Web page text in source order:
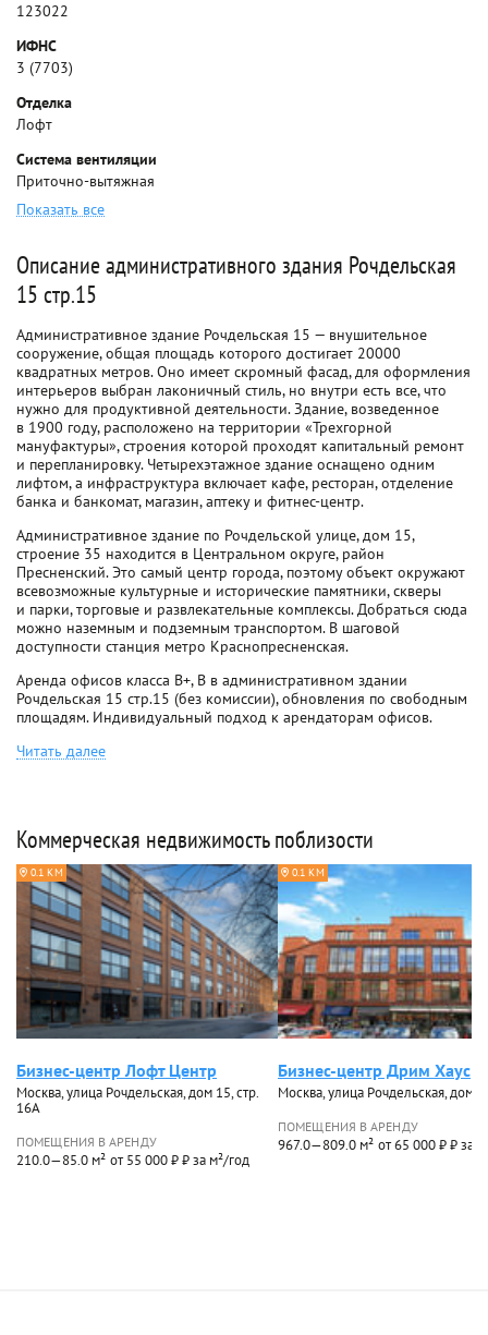
123022
ИФНС
3 (7703)
Отделка
Лофт
Система вентиляции
Приточно-вытяжная
Показать все
Описание административного здания Рочдельская
15 стр.15
Административное здание Рочдельская 15 — внушительное
сооружение, общая площадь которого достигает 20000
квадратных метров. Оно имеет скромный фасад, для оформления
интерьеров выбран лаконичный стиль, но внутри есть все, что
нужно для продуктивной деятельности. Здание, возведенное
в 1900 году, расположено на территории «Трехгорной
мануфактуры», строения которой проходят капитальный ремонт
и перепланировку. Четырехэтажное здание оснащено одним
лифтом, а инфраструктура включает кафе, ресторан, отделение
банка и банкомат, магазин, аптеку и фитнес-центр.
Административное здание по Рочдельской улице, дом 15,
строение 35 находится в Центральном округе, район
Пресненский. Это самый центр города, поэтому объект окружают
всевозможные культурные и исторические памятники, скверы
и парки, торговые и развлекательные комплексы. Добраться сюда
можно наземным и подземным транспортом. В шаговой
доступности станция метро Краснопресненская.
Аренда офисов класса B+, B в административном здании
Рочдельская 15 стр.15 (без комиссии), обновления по свободным
площадям. Индивидуальный подход к арендаторам офисов.
Читать далее
Коммерческая недвижимость поблизости
0.1 КМ
Бизнес-центр Лофт Центр
Москва, улица Рочдельская, дом 15, стр.
16А
ПОМЕЩЕНИЯ В АРЕНДУ
210.0—85.0 м² от 55 000 ₽ ₽ за м²/год
0.1 КМ
Бизнес-центр Дрим Хаус
Москва, улица Рочдельская, дом
ПОМЕЩЕНИЯ В АРЕНДУ
967.0—809.0 м² от 65 000 ₽ ₽ за